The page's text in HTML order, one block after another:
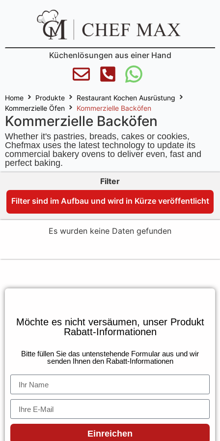
Küchenlösungen aus einer Hand
Kommerzielle Backöfen
Home Produkte
Restaurant Kochen Ausrüstung
Kommerzielle Öfen
Kommerzielle Backöfen
Whether it's pastries, breads, cakes or cookies,
Chefmax uses the latest technology to update its
commercial bakery ovens to deliver even, fast and
perfect baking.
Filter
Filter sind im Aufbau und wird in Kürze veröffentlicht
Möchte es nicht versäumen, unser Produkt
Rabatt-Informationen
Bitte füllen Sie das untenstehende Formular aus und wir
senden Ihnen den Rabatt-Informationen
Einreichen
Es wurden keine Daten gefunden